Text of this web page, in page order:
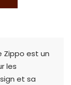
Zippo est un
les
et sa